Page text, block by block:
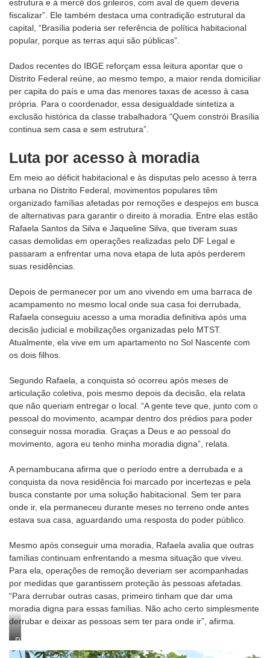
estrutura e à mercê dos grileiros, com aval de quem deveria
fiscalizar”. Ele também destaca uma contradição estrutural da
capital, “Brasília poderia ser referência de política habitacional
popular, porque as terras aqui são públicas”.
Dados recentes do IBGE reforçam essa leitura apontar que o
Distrito Federal reúne, ao mesmo tempo, a maior renda domiciliar
per capita do país e uma das menores taxas de acesso à casa
própria. Para o coordenador, essa desigualdade sintetiza a
exclusão histórica da classe trabalhadora “Quem constrói Brasília
continua sem casa e sem estrutura”.
Luta por acesso à moradia
Em meio ao déficit habitacional e às disputas pelo acesso à terra
urbana no Distrito Federal, movimentos populares têm
organizado famílias afetadas por remoções e despejos em busca
de alternativas para garantir o direito à moradia. Entre elas estão
Rafaela Santos da Silva e Jaqueline Silva, que tiveram suas
casas demolidas em operações realizadas pelo DF Legal e
passaram a enfrentar uma nova etapa de luta após perderem
suas residências.
Depois de permanecer por um ano vivendo em uma barraca de
acampamento no mesmo local onde sua casa foi derrubada,
Rafaela conseguiu acesso a uma moradia definitiva após uma
decisão judicial e mobilizações organizadas pelo MTST.
Atualmente, ela vive em um apartamento no Sol Nascente com
os dois filhos.
Segundo Rafaela, a conquista só ocorreu após meses de
articulação coletiva, pois mesmo depois da decisão, ela relata
que não queriam entregar o local. “A gente teve que, junto com o
pessoal do movimento, acampar dentro dos prédios para poder
conseguir nossa moradia. Graças a Deus e ao pessoal do
movimento, agora eu tenho minha moradia digna”, relata.
A pernambucana afirma que o período entre a derrubada e a
conquista da nova residência foi marcado por incertezas e pela
busca constante por uma solução habitacional. Sem ter para
onde ir, ela permaneceu durante meses no terreno onde antes
estava sua casa, aguardando uma resposta do poder público.
Mesmo após conseguir uma moradia, Rafaela avalia que outras
famílias continuam enfrentando a mesma situação que viveu.
Para ela, operações de remoção deveriam ser acompanhadas
por medidas que garantissem proteção às pessoas afetadas.
“Para derrubar outras casas, primeiro tinham que dar uma
moradia digna para essas famílias. Não acho certo simplesmente
derrubar e deixar as pessoas sem ter para onde ir”, afirma.
Parque
Urbano